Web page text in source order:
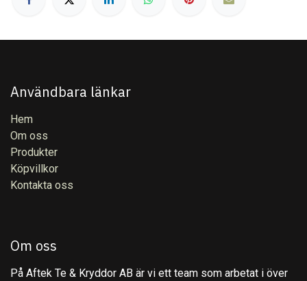
Användbara länkar
Hem
Om oss
Produkter
Köpvillkor
Kontakta oss
Om oss
På Aftek Te & Kryddor AB är vi ett team som arbetat i över